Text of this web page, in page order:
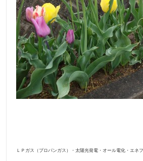
ＬＰガス（プロパンガス）・太陽光発電・オール電化・エネ